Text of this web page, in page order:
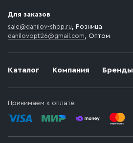
Каталог Компания Бренды
Принимаем к оплате
Для заказов
sale@danilov-shop.ru, Розница
danilovopt26@gmail.com, Оптом